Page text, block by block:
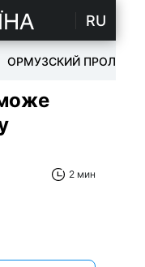
RU
ОРМУЗСКИЙ ПРОЛИВ
2 мин